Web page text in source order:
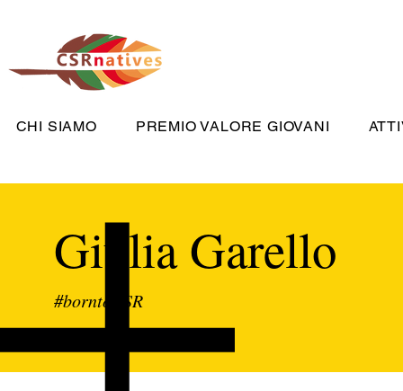
CHI SIAMO PREMIO VALORE GIOVANI
Giulia Garello
#borntoCSR